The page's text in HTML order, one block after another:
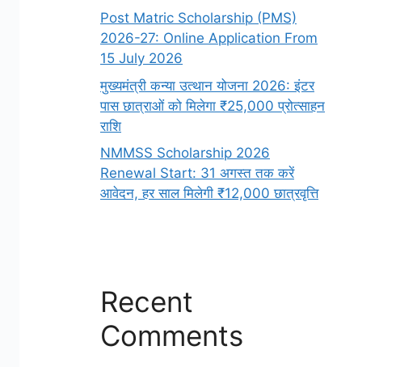
Post Matric Scholarship (PMS)
2026-27: Online Application From
15 July 2026
मुख्यमंत्री कन्या उत्थान योजना 2026: इंटर
पास छात्राओं को मिलेगा ₹25,000 प्रोत्साहन
राशि
NMMSS Scholarship 2026
Renewal Start: 31 अगस्त तक करें
आवेदन, हर साल मिलेगी ₹12,000 छात्रवृत्ति
Recent
Comments